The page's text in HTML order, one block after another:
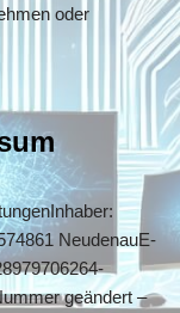
oder
NeudenauE-
geändert –